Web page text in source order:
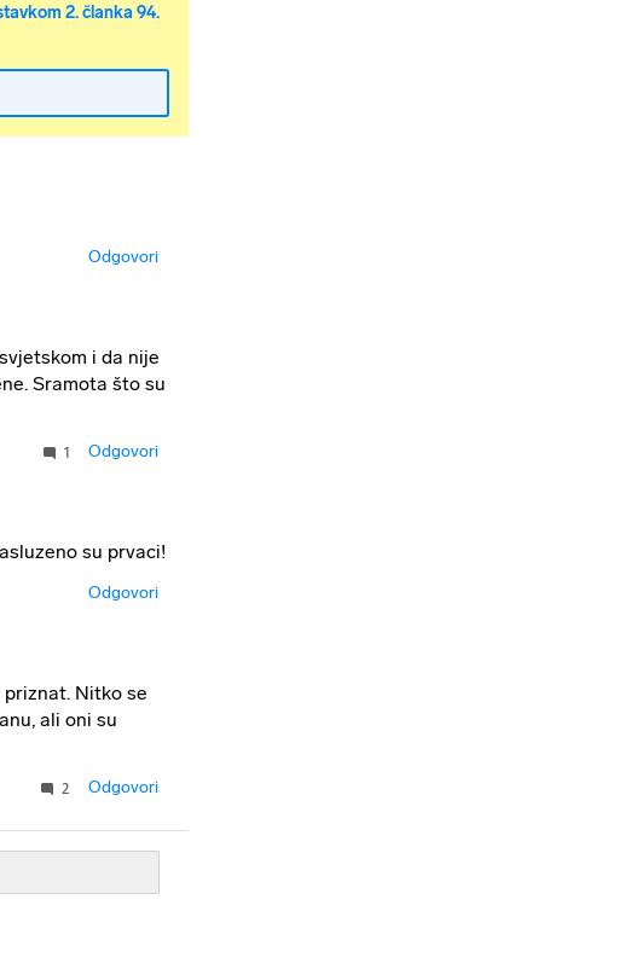
2. članka 94.
Odgovori
i da nije
Sramota što su
1 Odgovori
su prvaci!
Odgovori
Nitko se
ali oni su
2 Odgovori